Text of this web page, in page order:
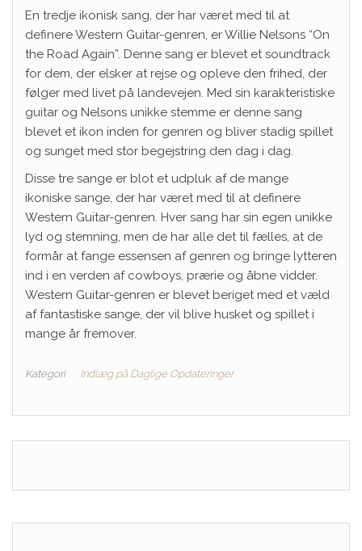
En tredje ikonisk sang, der har været med til at
definere Western Guitar-genren, er Willie Nelsons “On
the Road Again”. Denne sang er blevet et soundtrack
for dem, der elsker at rejse og opleve den frihed, der
følger med livet på landevejen. Med sin karakteristiske
guitar og Nelsons unikke stemme er denne sang
blevet et ikon inden for genren og bliver stadig spillet
og sunget med stor begejstring den dag i dag.
Disse tre sange er blot et udpluk af de mange
ikoniske sange, der har været med til at definere
Western Guitar-genren. Hver sang har sin egen unikke
lyd og stemning, men de har alle det til fælles, at de
formår at fange essensen af genren og bringe lytteren
ind i en verden af cowboys, prærie og åbne vidder.
Western Guitar-genren er blevet beriget med et væld
af fantastiske sange, der vil blive husket og spillet i
mange år fremover.
Kategori Indlæg på Daglige Opdateringer